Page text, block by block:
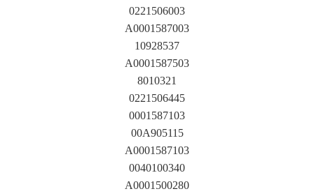
0221506003
A0001587003
10928537
A0001587503
8010321
0221506445
0001587103
00A905115
A0001587103
0040100340
A0001500280